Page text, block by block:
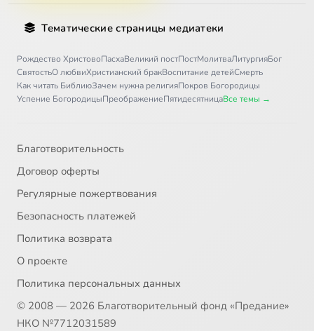
Тематические страницы медиатеки
Рождество ХристовоПасхаВеликий постПостМолитваЛитургияБог
СвятостьО любвиХристианский бракВоспитание детейСмерть
Как читать БиблиюЗачем нужна религияПокров Богородицы
Успение БогородицыПреображениеПятидесятницаВсе темы →
Благотворительность
Договор оферты
Регулярные пожертвования
Безопасность платежей
Политика возврата
О проекте
Политика персональных данных
© 2008 — 2026 Благотворительный фонд «Предание»
НКО №7712031589